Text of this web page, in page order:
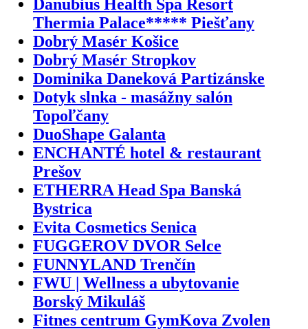
Danubius Health Spa Resort
Thermia Palace***** Piešťany
Dobrý Masér Košice
Dobrý Masér Stropkov
Dominika Daneková Partizánske
Dotyk slnka - masážny salón
Topoľčany
DuoShape Galanta
ENCHANTÉ hotel & restaurant
Prešov
ETHERRA Head Spa Banská
Bystrica
Evita Cosmetics Senica
FUGGEROV DVOR Selce
FUNNYLAND Trenčín
FWU | Wellness a ubytovanie
Borský Mikuláš
Fitnes centrum GymKova Zvolen